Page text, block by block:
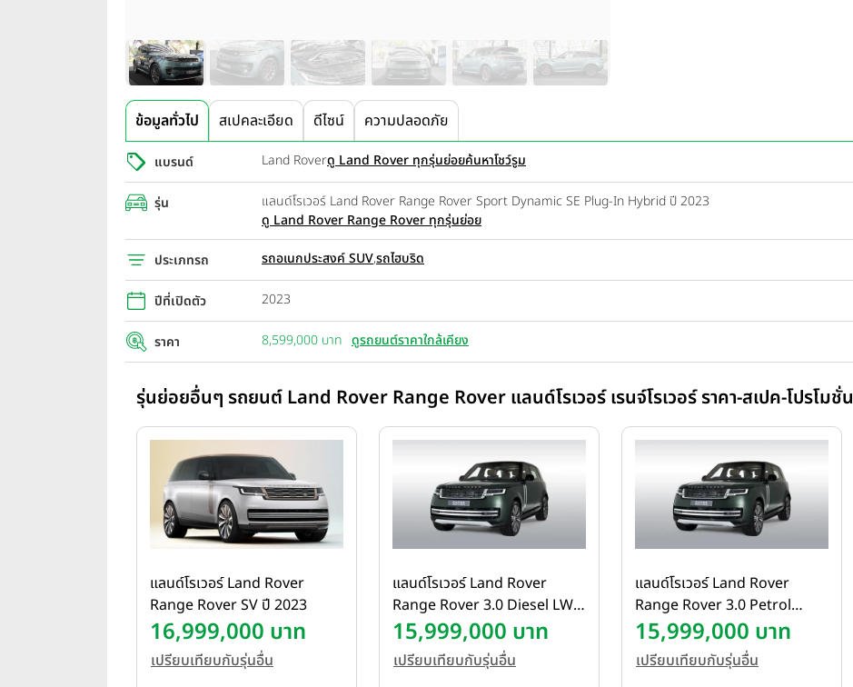
ข้อมูลทั่วไป สเปคละเอียด ดีไซน์ ความปลอดภัย
แบรนด์ Land Roverดู Land Rover ทุกรุ่นย่อยค้นหาโชว์รูม
รุ่น
แลนด์โรเวอร์ Land Rover Range Rover Sport Dynamic SE Plug-In Hybrid ปี 2023
ดู Land Rover Range Rover ทุกรุ่นย่อย
ประเภทรถ รถอเนกประสงค์ SUV,รถไฮบริด
ปีที่เปิดตัว 2023
ราคา 8,599,000 บาท ดูรถยนต์ราคาใกล้เคียง
รุ่นย่อยอื่นๆ รถยนต์ Land Rover Range Rover แลนด์โรเวอร์ เรนจ์โรเวอร์ ราคา-สเปค-โปรโมชั่น
แลนด์โรเวอร์ Land Rover
Range Rover SV ปี 2023
16,999,000 บาท
เปรียบเทียบกับรุ่นอื่น
แลนด์โรเวอร์ Land Rover
Range Rover 3.0 Diesel LWB
AWD Autobiography Plus ปี
2022
15,999,000 บาท
เปรียบเทียบกับรุ่นอื่น
แลนด์โรเวอร์ Land Rover
Range Rover 3.0 Petrol
Plug-In Hybrid SWB AWD SV
Plus ปี 2022
15,999,000 บาท
เปรียบเทียบกับรุ่นอื่น